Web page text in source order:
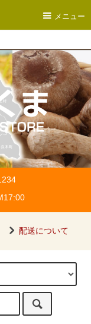
メニュー
配送について